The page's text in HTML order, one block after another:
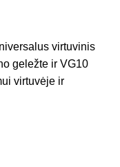
virtuvinis
geležte ir VG10
virtuvėje ir